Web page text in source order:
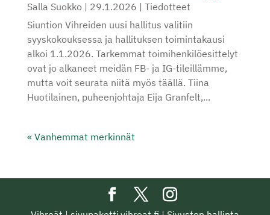
Salla Suokko| 29.1.2026 | Tiedotteet
Siuntion Vihreiden uusi hallitus valitiin
syyskokouksessa ja hallituksen toimintakausi
alkoi 1.1.2026. Tarkemmat toimihenkilöesittelyt
ovat jo alkaneet meidän FB- ja IG-tileillämme,
mutta voit seurata niitä myös täällä. Tiina
Huotilainen, puheenjohtaja Eija Granfelt,...
« Vanhemmat merkinnät